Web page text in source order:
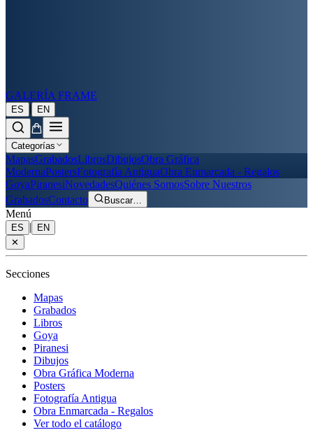
GALERÍA FRAME
ES | EN
Categorías
MapasGrabadosLibrosDibujosObra Gráfica
ModernaPostersFotografía AntiguaObra Enmarcada - Regalos
GoyaPiranesiNovedadesQuiénes SomosSobre Nuestros
GrabadosContacto Buscar…
Menú
ES |
EN
✕
Secciones
Mapas
Grabados
Libros
Goya
Piranesi
Dibujos
Obra Gráfica Moderna
Posters
Fotografía Antigua
Obra Enmarcada - Regalos
Ver todo el catálogo